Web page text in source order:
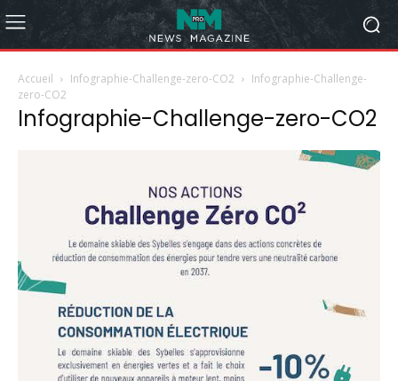
Accueil Infographie-Challenge-zero-CO2
Infographie-Challenge-
zero-CO2
Infographie-Challenge-zero-CO2